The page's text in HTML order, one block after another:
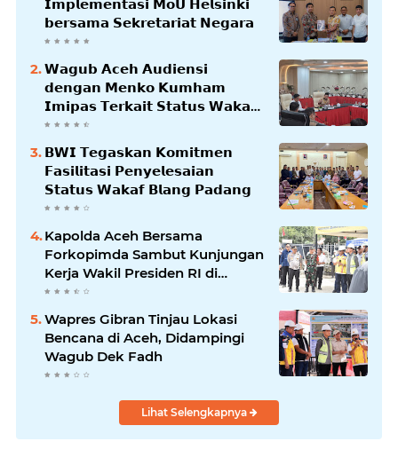
𝗜𝗺𝗽𝗹𝗲𝗺𝗲𝗻𝘁𝗮𝘀𝗶 𝗠𝗼𝗨 𝗛𝗲𝗹𝘀𝗶𝗻𝗸𝗶
𝗯𝗲𝗿𝘀𝗮𝗺𝗮 𝗦𝗲𝗸𝗿𝗲𝘁𝗮𝗿𝗶𝗮𝘁 𝗡𝗲𝗴𝗮𝗿𝗮
𝗪𝗮𝗴𝘂𝗯 𝗔𝗰𝗲𝗵 𝗔𝘂𝗱𝗶𝗲𝗻𝘀𝗶
𝗱𝗲𝗻𝗴𝗮𝗻 𝗠𝗲𝗻𝗸𝗼 𝗞𝘂𝗺𝗵𝗮𝗺
𝗜𝗺𝗶𝗽𝗮𝘀 𝗧𝗲𝗿𝗸𝗮𝗶𝘁 𝗦𝘁𝗮𝘁𝘂𝘀 𝗪𝗮𝗸𝗮𝗳
𝗕𝗹𝗮𝗻𝗴𝗽𝗮𝗱𝗮𝗻𝗴
𝗕𝗪𝗜 𝗧𝗲𝗴𝗮𝘀𝗸𝗮𝗻 𝗞𝗼𝗺𝗶𝘁𝗺𝗲𝗻
𝗙𝗮𝘀𝗶𝗹𝗶𝘁𝗮𝘀𝗶 𝗣𝗲𝗻𝘆𝗲𝗹𝗲𝘀𝗮𝗶𝗮𝗻
𝗦𝘁𝗮𝘁𝘂𝘀 𝗪𝗮𝗸𝗮𝗳 𝗕𝗹𝗮𝗻𝗴 𝗣𝗮𝗱𝗮𝗻𝗴
Kapolda Aceh Bersama
Forkopimda Sambut Kunjungan
Kerja Wakil Presiden RI di
Kabupaten Bireuen
Wapres Gibran Tinjau Lokasi
Bencana di Aceh, Didampingi
Wagub Dek Fadh
Lihat Selengkapnya